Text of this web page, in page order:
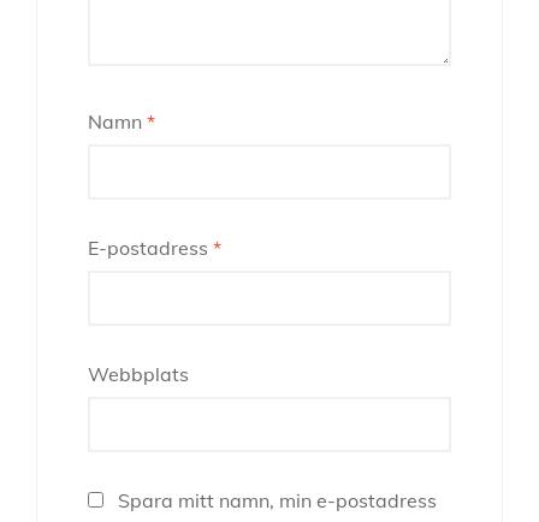
Namn *
E-postadress *
Webbplats
Spara mitt namn, min e-postadress